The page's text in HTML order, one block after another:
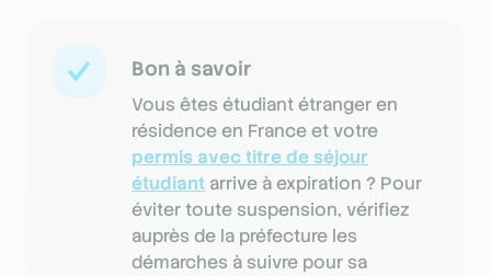
Bon à savoir
Vous êtes étudiant étranger en
résidence en France et votre
permis avec titre de séjour
étudiant arrive à expiration ? Pour
éviter toute suspension, vérifiez
auprès de la préfecture les
démarches à suivre pour sa